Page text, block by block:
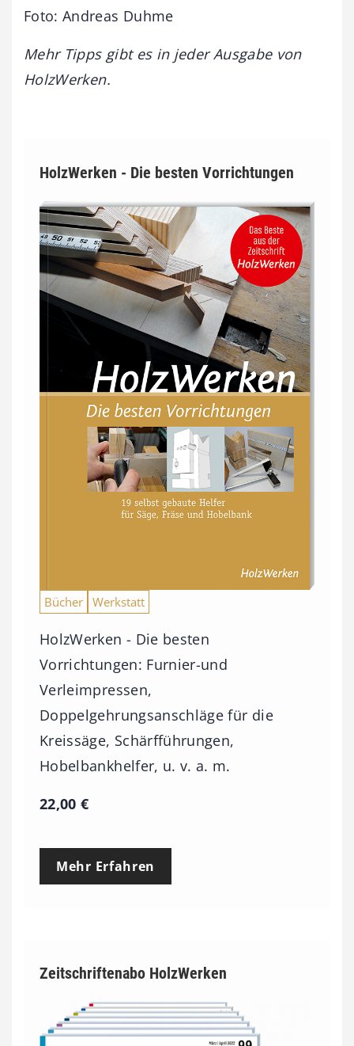
Foto: Andreas Duhme
Mehr Tipps gibt es in jeder Ausgabe von
HolzWerken.
HolzWerken - Die besten Vorrichtungen
Bücher Werkstatt
HolzWerken - Die besten
Vorrichtungen: Furnier-und
Verleimpressen,
Doppelgehrungsanschläge für die
Kreissäge, Schärfführungen,
Hobelbankhelfer, u. v. a. m.
22,00€
Mehr Erfahren
Zeitschriftenabo HolzWerken